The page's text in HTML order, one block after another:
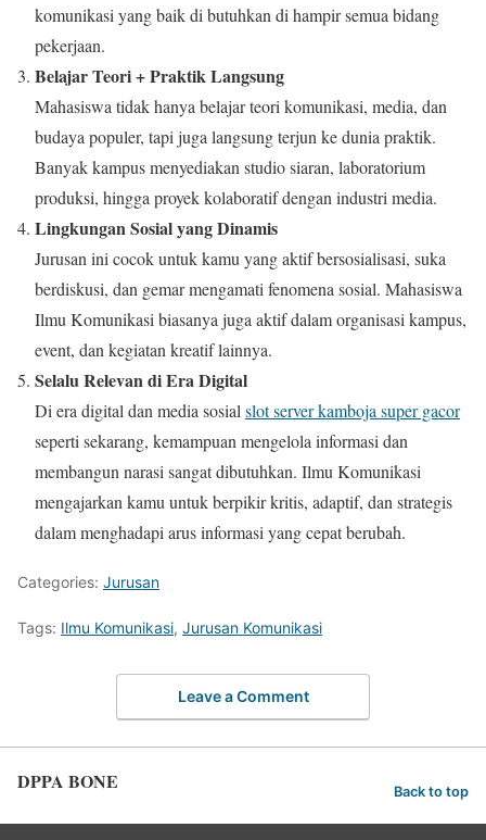
komunikasi yang baik di butuhkan di hampir semua bidang
pekerjaan.
Belajar Teori + Praktik Langsung
Mahasiswa tidak hanya belajar teori komunikasi, media, dan
budaya populer, tapi juga langsung terjun ke dunia praktik.
Banyak kampus menyediakan studio siaran, laboratorium
produksi, hingga proyek kolaboratif dengan industri media.
Lingkungan Sosial yang Dinamis
Jurusan ini cocok untuk kamu yang aktif bersosialisasi, suka
berdiskusi, dan gemar mengamati fenomena sosial. Mahasiswa
Ilmu Komunikasi biasanya juga aktif dalam organisasi kampus,
event, dan kegiatan kreatif lainnya.
Selalu Relevan di Era Digital
Di era digital dan media sosial slot server kamboja super gacor
seperti sekarang, kemampuan mengelola informasi dan
membangun narasi sangat dibutuhkan. Ilmu Komunikasi
mengajarkan kamu untuk berpikir kritis, adaptif, dan strategis
dalam menghadapi arus informasi yang cepat berubah.
Categories: Jurusan
Tags: Ilmu Komunikasi, Jurusan Komunikasi
Leave a Comment
DPPA BONE Back to top